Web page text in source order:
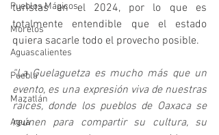
Pueblos Mágicos
Morelos
Aguascalientes
Puebla
Mazatlán
Agua
turistas en el 2024, por lo que es
totalmente entendible que el estado
quiera sacarle todo el provecho posible.
“La Guelaguetza es mucho más que un
evento, es una expresión viva de nuestras
raíces, donde los pueblos de Oaxaca se
reúnen para compartir su cultura, su